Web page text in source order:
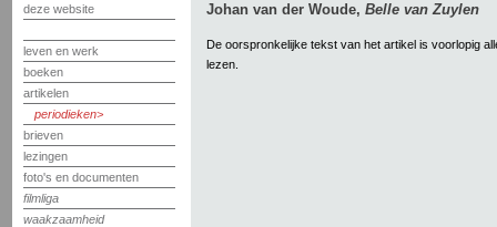
deze website
leven en werk
boeken
artikelen
periodieken
brieven
lezingen
foto's en documenten
filmliga
waakzaamheid
Johan van der Woude, Belle van Zuylen
De oorspronkelijke tekst van het artikel is voorlopig
lezen.